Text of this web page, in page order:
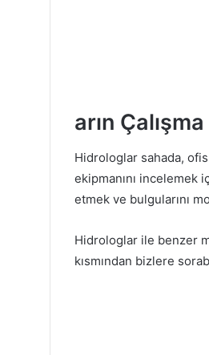
arın
Hidrologlar sahada,
ekipmanını incelemek
etmek ve bulgularını
Hidrologlar ile benzer
kısmından bizlere